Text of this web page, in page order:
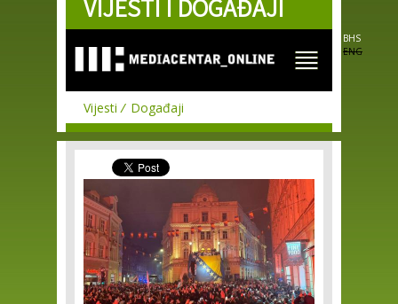
Skip to
main
VIJESTI I DOGAĐAJI
BHS
ENG
Vijesti Događaji